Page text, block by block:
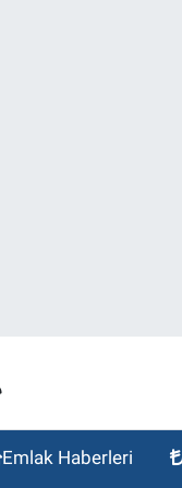
Emlak Haberleri